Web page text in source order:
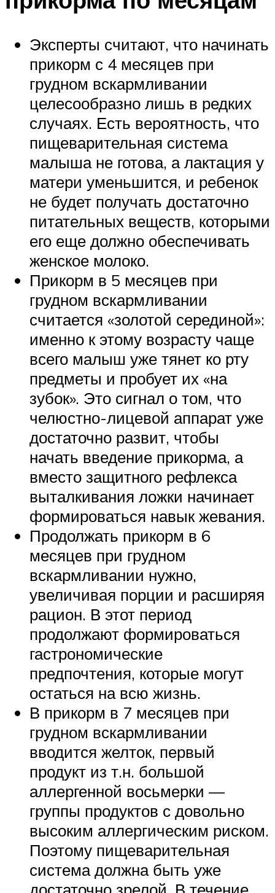
Эксперты считают, что начинать
прикорм с 4 месяцев при
грудном вскармливании
целесообразно лишь в редких
случаях. Есть вероятность, что
пищеварительная система
малыша не готова, а лактация у
матери уменьшится, и ребенок
не будет получать достаточно
питательных веществ, которыми
его еще должно обеспечивать
женское молоко.
Прикорм в 5 месяцев при
грудном вскармливании
считается «золотой серединой»:
именно к этому возрасту чаще
всего малыш уже тянет ко рту
предметы и пробует их «на
зубок». Это сигнал о том, что
челюстно-лицевой аппарат уже
достаточно развит, чтобы
начать введение прикорма, а
вместо защитного рефлекса
выталкивания ложки начинает
формироваться навык жевания.
Продолжать прикорм в 6
месяцев при грудном
вскармливании нужно,
увеличивая порции и расширяя
рацион. В этот период
продолжают формироваться
гастрономические
предпочтения, которые могут
остаться на всю жизнь.
В прикорм в 7 месяцев при
грудном вскармливании
вводится желток, первый
продукт из т.н. большой
аллергенной восьмерки —
группы продуктов с довольно
высоким аллергическим риском.
Поэтому пищеварительная
система должна быть уже